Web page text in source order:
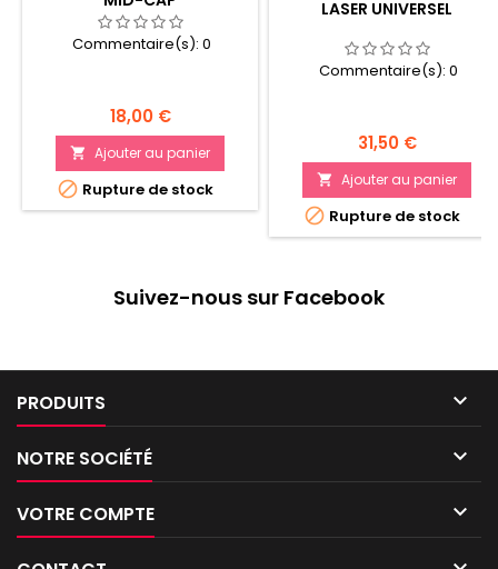
Commentaire(s): 0
Prix
18,00 €
 Ajouter au panier
 Rupture de stock
LASER UNIVERSEL
Commentaire(s): 0
Prix
31,50 €
 Ajouter au panier
 Rupture de stock
Suivez-nous sur Facebook
PRODUITS 
NOTRE SOCIÉTÉ 
VOTRE COMPTE 